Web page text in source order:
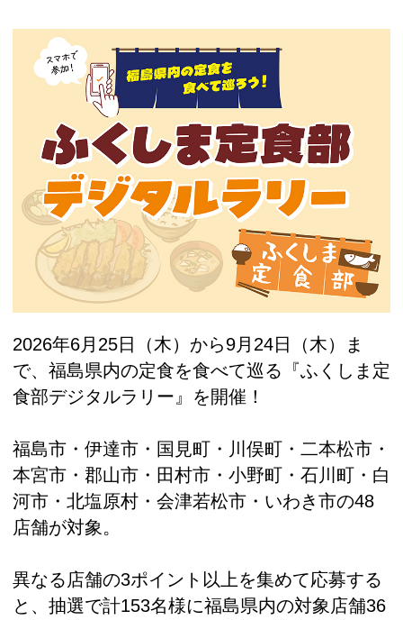
2026年6月25日（木）から9月24日（木）ま
で、福島県内の定食を食べて巡る『ふくしま定
食部デジタルラリー』を開催！
福島市・伊達市・国見町・川俣町・二本松市・
本宮市・郡山市・田村市・小野町・石川町・白
河市・北塩原村・会津若松市・いわき市の48
店舗が対象。
異なる店舗の3ポイント以上を集めて応募する
と、抽選で計153名様に福島県内の対象店舗36